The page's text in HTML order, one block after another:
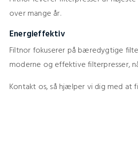
over mange år.
Energieffektiv
Filtnor fokuserer på bæredygtige
moderne og effektive filterpresser,
Kontakt os, så hjælper vi dig med